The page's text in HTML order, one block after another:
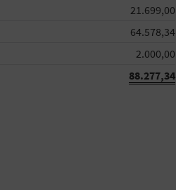
21.699,00
64.578,34
2.000,00
88.277,34